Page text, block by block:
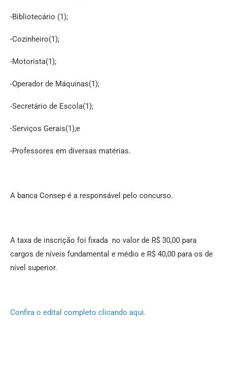
-Bibliotecário (1);
-Cozinheiro(1);
-Motorista(1);
-Operador de Máquinas(1);
-Secretário de Escola(1);
-Serviços Gerais(1);e
-Professores em diversas matérias.
A banca Consep é a responsável pelo concurso.
A taxa de inscrição foi fixada no valor de R$ 30,00 para
cargos de níveis fundamental e médio e R$ 40,00 para os de
nível superior.
Confira o edital completo clicando aqui.